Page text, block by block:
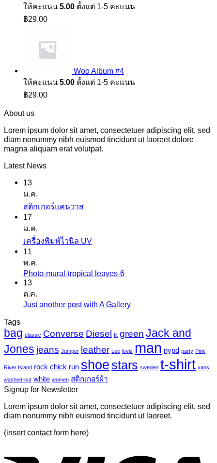
ให้คะแนน 5.00 ตั้งแต่ 1-5 คะแนน
฿29.00
Woo Album #4
ให้คะแนน 5.00 ตั้งแต่ 1-5 คะแนน
฿29.00
About us
Lorem ipsum dolor sit amet, consectetuer adipiscing elit, sed
diam nonummy nibh euismod tincidunt ut laoreet dolore
magna aliquam erat volutpat.
Latest News
13
ม.ค.
สติกเกอร์แคนวาสไม่มี
บน
นวาส
17
ม.ค.
เครื่องพิมพ์ไวนิล UVไม่มี
บน
ไว
11
พ.ค.
Photo-mural-tropical leaves-6ไม่มี
mural-
tropical
leaves-
13
ต.ค.
Just another post with A Galleryไม่มี
เห็น
บน
Just
another
post
Tags
bag classic Converse Diesel fit green Jack and
Jones jeans Jumper leather Lee levis man nypd party Pink
River Island rock chick run shoe stars sweden t-shirt vans
washed-out white women สติกเกอร์ผ้า
Signup for Newsletter
Lorem ipsum dolor sit amet, consectetuer adipiscing elit, sed
diam nonummy nibh euismod tincidunt ut laoreet.
(insert contact form here)